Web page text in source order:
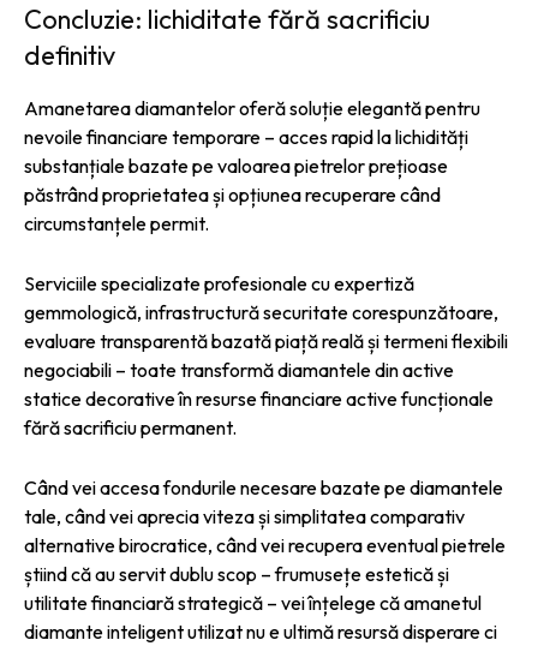
Concluzie: lichiditate fără sacrificiu
definitiv
Amanetarea diamantelor oferă soluție elegantă pentru
nevoile financiare temporare – acces rapid la lichidități
substanțiale bazate pe valoarea pietrelor prețioase
păstrând proprietatea și opțiunea recuperare când
circumstanțele permit.
Serviciile specializate profesionale cu expertiză
gemmologică, infrastructură securitate corespunzătoare,
evaluare transparentă bazată piață reală și termeni flexibili
negociabili – toate transformă diamantele din active
statice decorative în resurse financiare active funcționale
fără sacrificiu permanent.
Când vei accesa fondurile necesare bazate pe diamantele
tale, când vei aprecia viteza și simplitatea comparativ
alternative birocratice, când vei recupera eventual pietrele
știind că au servit dublu scop – frumusețe estetică și
utilitate financiară strategică – vei înțelege că amanetul
diamante inteligent utilizat nu e ultimă resursă disperare ci